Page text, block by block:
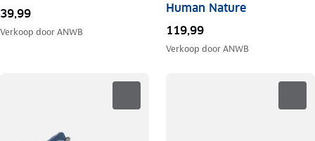
39,99
Verkoop doorANWB
Human Nature
119,99
Verkoop doorANWB